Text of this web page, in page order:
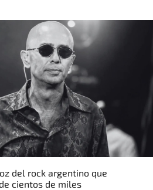
del rock argentino que
cientos de miles